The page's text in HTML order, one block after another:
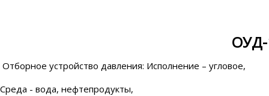
ОУД-
Отборное устройство давления: Исполнение – угловое,
Среда - вода, нефтепродукты,